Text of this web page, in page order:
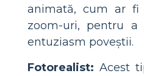
animată, cum ar fi
zoom-uri, pentru a
entuziasm poveștii.
Fotorealist: Acest